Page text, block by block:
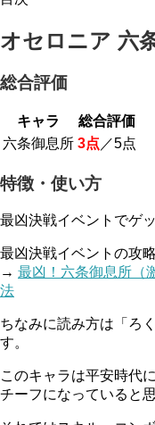
オセロニア 六
総合評価
キャラ
総合評価
六条御息所 3点 ／5点
特徴・使い方
最凶決戦イベントでゲ
最凶決戦イベントの攻
→ 最凶！六条御息所（
法
ちなみに読み方は「ろ
す。
このキャラは平安時代
チーフになっていると